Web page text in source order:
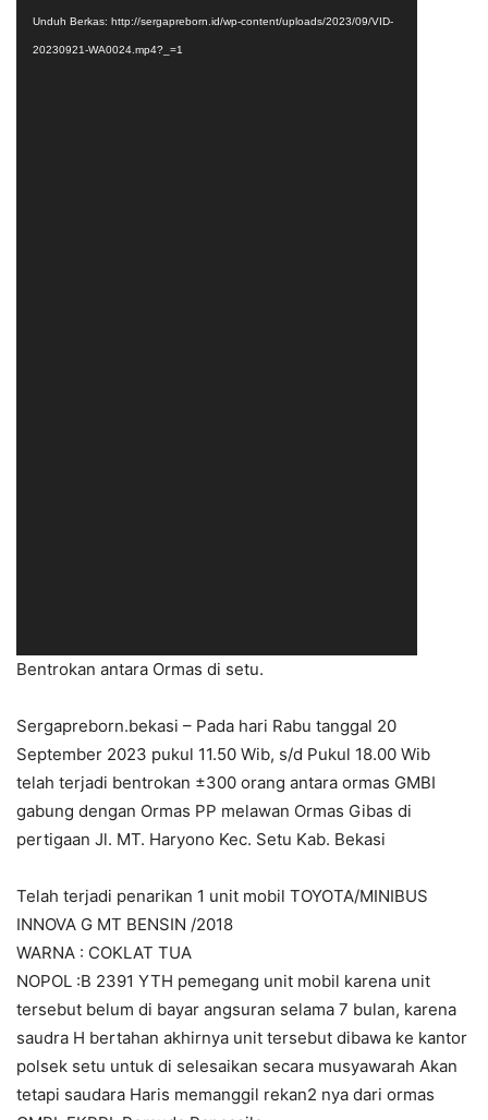
Unduh Berkas: http://sergapreborn.id/wp-content/uploads/2023/09/VID-
20230921-WA0024.mp4?_=1
Bentrokan antara Ormas di setu.
Sergapreborn.bekasi – Pada hari Rabu tanggal 20
September 2023 pukul 11.50 Wib, s/d Pukul 18.00 Wib
telah terjadi bentrokan ±300 orang antara ormas GMBI
gabung dengan Ormas PP melawan Ormas Gibas di
pertigaan Jl. MT. Haryono Kec. Setu Kab. Bekasi
Telah terjadi penarikan 1 unit mobil TOYOTA/MINIBUS
INNOVA G MT BENSIN /2018
WARNA : COKLAT TUA
NOPOL :B 2391 YTH pemegang unit mobil karena unit
tersebut belum di bayar angsuran selama 7 bulan, karena
saudra H bertahan akhirnya unit tersebut dibawa ke kantor
polsek setu untuk di selesaikan secara musyawarah Akan
tetapi saudara Haris memanggil rekan2 nya dari ormas